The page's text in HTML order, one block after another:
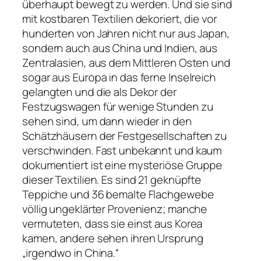
überhaupt bewegt zu werden. Und sie sind
mit kostbaren Textilien dekoriert, die vor
hunderten von Jahren nicht nur aus Japan,
sondern auch aus China und Indien, aus
Zentralasien, aus dem Mittleren Osten und
sogar aus Europa in das ferne Inselreich
gelangten und die als Dekor der
Festzugswagen für wenige Stunden zu
sehen sind, um dann wieder in den
Schätzhäusern der Festgesellschaften zu
verschwinden. Fast unbekannt und kaum
dokumentiert ist eine mysteriöse Gruppe
dieser Textilien. Es sind 21 geknüpfte
Teppiche und 36 bemalte Flachgewebe
völlig ungeklärter Provenienz; manche
vermuteten, dass sie einst aus Korea
kamen, andere sehen ihren Ursprung
„irgendwo in China.“